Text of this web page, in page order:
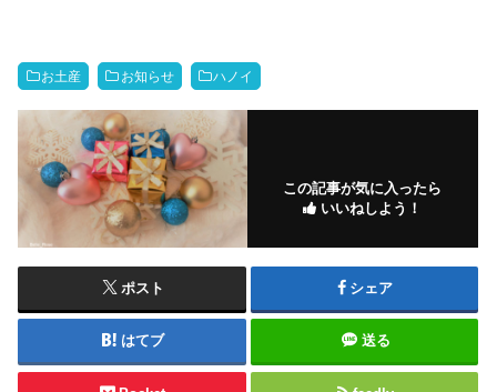
お土産 お知らせ ハノイ
この記事が気に入ったら
いいねしよう！
ポスト シェア
はてブ 送る